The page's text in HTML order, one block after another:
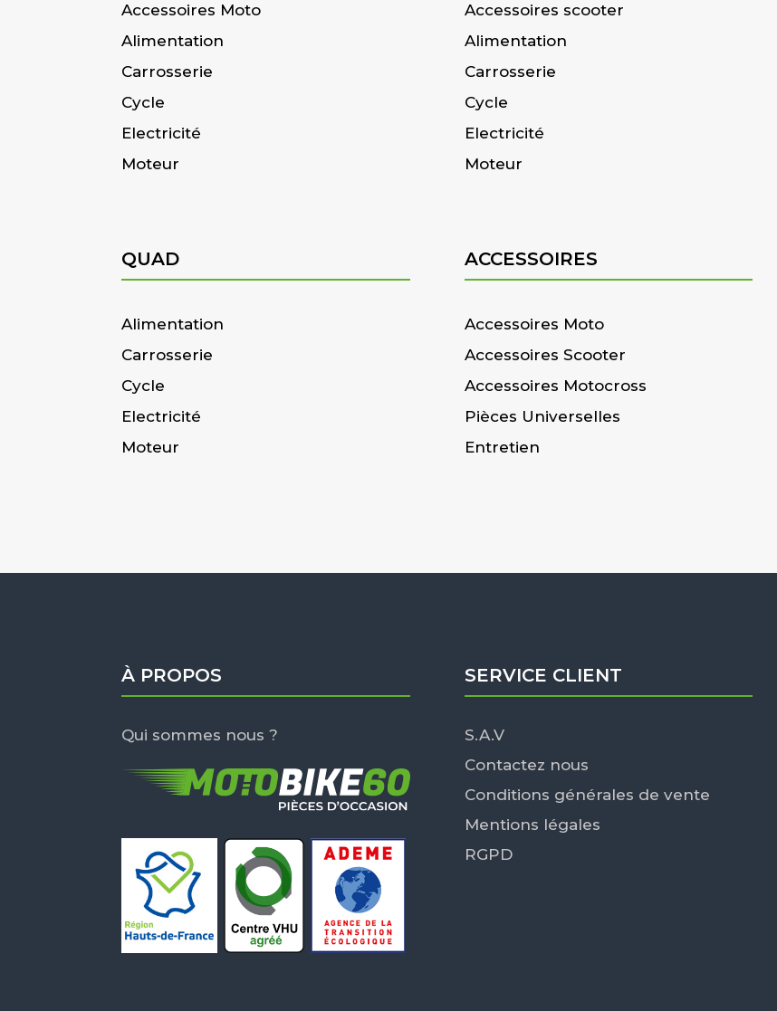
Accessoires Moto
Alimentation
Carrosserie
Cycle
Electricité
Moteur
Accessoires scooter
Alimentation
Carrosserie
Cycle
Electricité
Moteur
QUAD
Alimentation
Carrosserie
Cycle
Electricité
Moteur
ACCESSOIRES
Accessoires Moto
Accessoires Scooter
Accessoires Motocross
Pièces Universelles
Entretien
À PROPOS
Qui sommes nous ?
SERVICE CLIENT
S.A.V
Contactez nous
Conditions générales de vente
Mentions légales
RGPD